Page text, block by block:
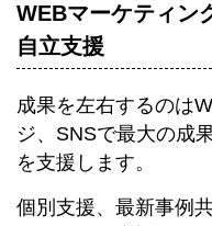
WEBマーケティン
自立支援
成果を左右するのは
ジ、SNSで最大の成
を支援します。
個別支援、最新事例